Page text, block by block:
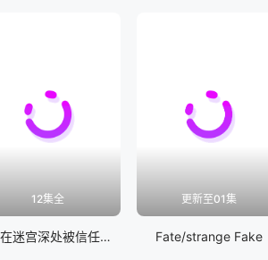
12集全
差点在迷宫深处被信任的伙伴杀掉，但靠着天赐技能「无限扭蛋」获得等级9999的伙伴，我要向前队友和世界展开复仇&amp;「给他们好看！」
更新至01集
Fate/strange Fake